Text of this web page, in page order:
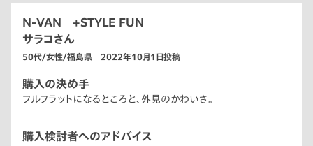
N-VAN +STYLE FUN
サラコさん
50代/女性/福島県 2022年10月1日投稿
購入の決め手
フルフラットになるところと、外見のかわいさ。
購入検討者へのアドバイス